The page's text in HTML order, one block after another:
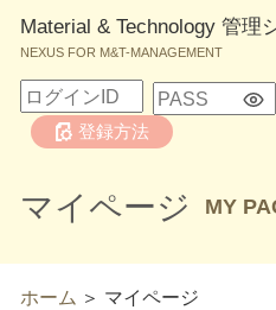
Material & Technology 管理
NEXUS FOR M&T-MANAGEMENT
登録方法
マイページ MY
ホーム マイページ